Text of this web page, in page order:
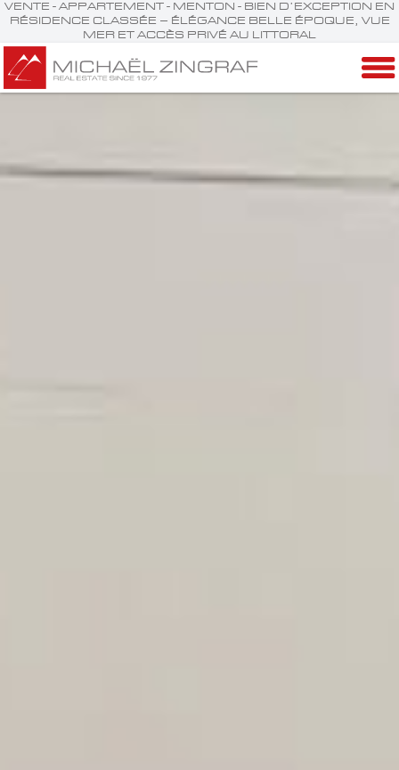
VENTE - APPARTEMENT - MENTON - BIEN D’EXCEPTION EN
RÉSIDENCE CLASSÉE – ÉLÉGANCE BELLE ÉPOQUE, VUE
MER ET ACCÈS PRIVÉ AU LITTORAL